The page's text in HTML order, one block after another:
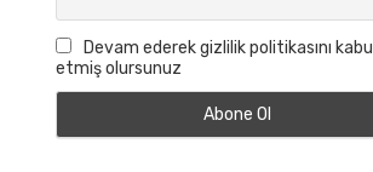
Devam ederek gizlilik politikasını kabul
etmiş olursunuz